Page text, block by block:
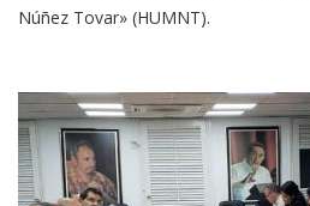
Núñez Tovar» (HUMNT).